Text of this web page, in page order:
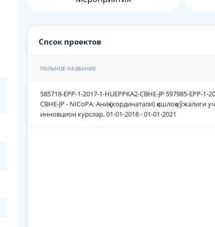
Спсок проектов
ПОЛЬНОЕ НАЗВАНИЕ
585718-EPP-1-2017-1-HUEPPKA2-CBHE-JP 597985-EPP-1-
CBHE-JP - NICoPA: Аниқ (кординатали) қишлоқ хўжалиги
инновцион курслар, 01-01-2018 - 01-01-2021